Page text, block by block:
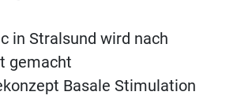
in Stralsund wird nach
gemacht
Basale Stimulation